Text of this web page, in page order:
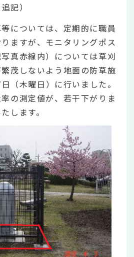
記）
については、定期的に職員
ますが、モニタリングポス
真赤線内）については草刈
茂しないよう地面の防草施
（木曜日）に行いました。
の測定値が、若干下がりま
します。